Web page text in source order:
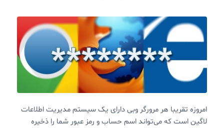
امروزه تقریبا هر مرورگر وبی دارای یک سیستم مدیریت اطلاعات
لاگین است که می‌تواند اسم حساب و رمز عبور شما را ذخیره